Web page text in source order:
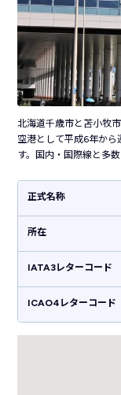
北海道千歳市と苫小牧
空港として平成6年か
す。国内・国際線と多
セスも便利なため、北
空港の施設としては珍
のアミューズメント施
機利用客に限らず観光
す。
正式名称
所在
IATA3レターコード
ICAO4レターコード